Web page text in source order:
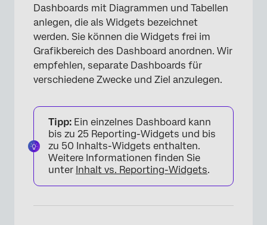
Dashboards mit Diagrammen und Tabellen
anlegen, die als Widgets bezeichnet
werden. Sie können die Widgets frei im
Grafikbereich des Dashboard anordnen. Wir
empfehlen, separate Dashboards für
verschiedene Zwecke und Ziel anzulegen.
Tipp: Ein einzelnes Dashboard kann
bis zu 25 Reporting-Widgets und bis
zu 50 Inhalts-Widgets enthalten.
Weitere Informationen finden Sie
unter Inhalt vs. Reporting-Widgets.